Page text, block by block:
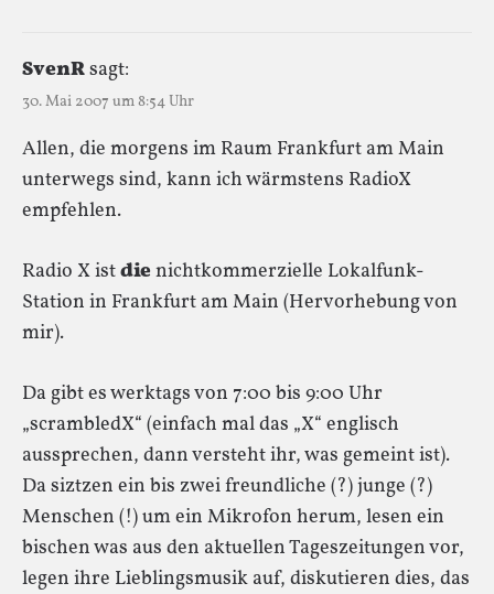
SvenRsagt:
30. Mai 2007 um 8:54 Uhr
Allen, die morgens im Raum Frankfurt am Main
unterwegs sind, kann ich wärmstens RadioX
empfehlen.
Radio X istdienichtkommerzielle Lokalfunk-
Station in Frankfurt am Main (Hervorhebung von
mir).
Da gibt es werktags von 7:00 bis 9:00 Uhr
„scrambledX“ (einfach mal das „X“ englisch
aussprechen, dann versteht ihr, was gemeint ist).
Da siztzen ein bis zwei freundliche (?) junge (?)
Menschen (!) um ein Mikrofon herum, lesen ein
bischen was aus den aktuellen Tageszeitungen vor,
legen ihre Lieblingsmusik auf, diskutieren dies, das